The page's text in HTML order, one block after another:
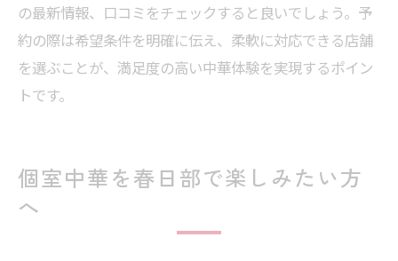
の最新情報、口コミをチェックすると良いでしょう。予
約の際は希望条件を明確に伝え、柔軟に対応できる店舗
を選ぶことが、満足度の高い中華体験を実現するポイン
トです。
個室中華を春日部で楽しみたい方
へ